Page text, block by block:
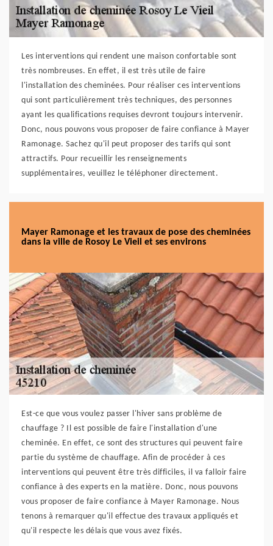
Les interventions qui rendent une maison confortable sont
très nombreuses. En effet, il est très utile de faire
l'installation des cheminées. Pour réaliser ces interventions
qui sont particulièrement très techniques, des personnes
ayant les qualifications requises devront toujours intervenir.
Donc, nous pouvons vous proposer de faire confiance à Mayer
Ramonage. Sachez qu'il peut proposer des tarifs qui sont
attractifs. Pour recueillir les renseignements
supplémentaires, veuillez le téléphoner directement.
Mayer Ramonage et les travaux de pose des cheminées
dans la ville de Rosoy Le Vieil et ses environs
Est-ce que vous voulez passer l'hiver sans problème de
chauffage ? Il est possible de faire l'installation d'une
cheminée. En effet, ce sont des structures qui peuvent faire
partie du système de chauffage. Afin de procéder à ces
interventions qui peuvent être très difficiles, il va falloir faire
confiance à des experts en la matière. Donc, nous pouvons
vous proposer de faire confiance à Mayer Ramonage. Nous
tenons à remarquer qu'il effectue des travaux appliqués et
qu'il respecte les délais que vous avez fixés.